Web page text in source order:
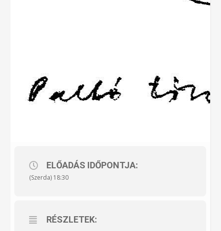
ELŐADÁS IDŐPONTJA:
(Szerda) 18:30
RÉSZLETEK: